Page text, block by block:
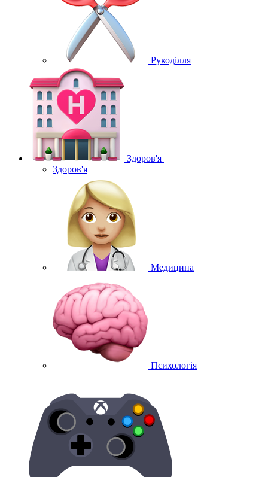
Рукоділля
Здоров'я
Здоров'я
Медицина
Психологія